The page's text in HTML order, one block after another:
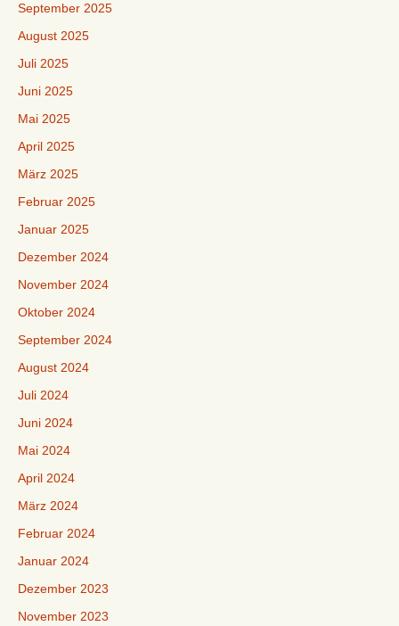
September 2025
August 2025
Juli 2025
Juni 2025
Mai 2025
April 2025
März 2025
Februar 2025
Januar 2025
Dezember 2024
November 2024
Oktober 2024
September 2024
August 2024
Juli 2024
Juni 2024
Mai 2024
April 2024
März 2024
Februar 2024
Januar 2024
Dezember 2023
November 2023